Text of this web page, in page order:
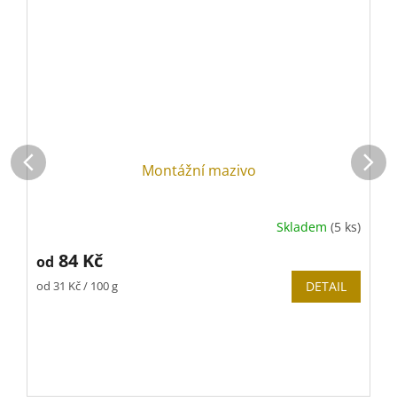
Montážní mazivo
Skladem (5 ks)
od 84 Kč
Měrná
od 31 Kč / 100 g DETAIL